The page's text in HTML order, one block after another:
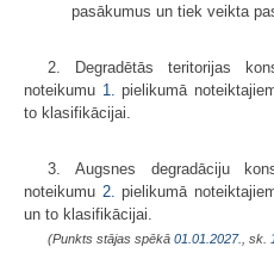
pasākumus un tiek veikta
2. Degradētās teritorijas
noteikumu 1.
pielikumā
to klasifikācijai.
3. Augsnes degradāciju
noteikumu 2. pielikumā
un to klasifikācijai.
(Punkts stājas spēkā 01.01.2027. , sk.